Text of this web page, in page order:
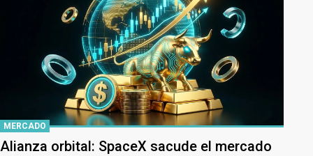
MERCADO
Alianza orbital: SpaceX sacude el mercado